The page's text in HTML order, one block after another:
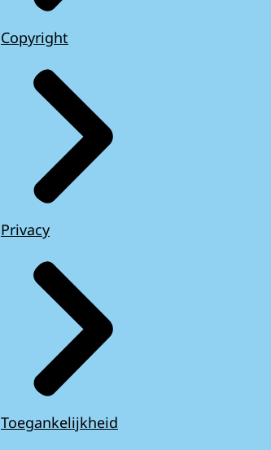
Copyright
Privacy
Toegankelijkheid